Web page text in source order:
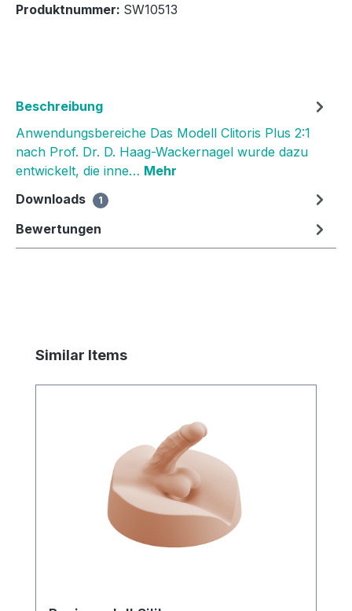
Produktnummer: SW10513
Beschreibung
Anwendungsbereiche Das Modell Clitoris Plus 2:1
nach Prof. Dr. D. Haag-Wackernagel wurde dazu
entwickelt, die inne… Mehr
Downloads
1
Bewertungen
Produktgalerie überspringen
Similar Items